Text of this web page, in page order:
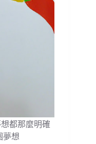
都那麼明確
夢想